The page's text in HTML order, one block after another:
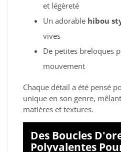
et légèreté
Un adorable hibou
vives
De petites breloques
mouvement
Chaque détail a été pensé
unique en son genre,
matières et textures.
Des Boucles
Polyvalentes